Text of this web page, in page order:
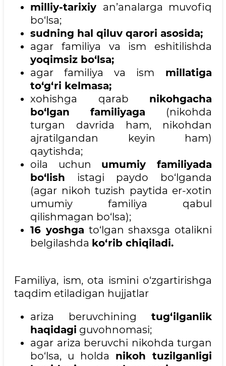
milliy-tarixiy an’analarga muvofiq
bo‘lsa;
sudning hal qiluv qarori asosida;
agar familiya va ism eshitilishda
yoqimsiz bo‘lsa;
agar familiya va ism millatiga
to‘g‘ri kelmasa;
xohishga qarab nikohgacha
bo‘lgan familiyaga (nikohda
turgan davrida ham, nikohdan
ajratilgandan keyin ham)
qaytishda;
oila uchun umumiy familiyada
bo‘lish istagi paydo bo‘lganda
(agar nikoh tuzish paytida er-xotin
umumiy familiya qabul
qilishmagan bo‘lsa);
16 yoshga to‘lgan shaxsga otalikni
belgilashda ko‘rib chiqiladi.
Familiya, ism, ota ismini o‘zgartirishga
taqdim etiladigan hujjatlar
ariza beruvchining tug‘ilganlik
haqidagi guvohnomasi;
agar ariza beruvchi nikohda turgan
bo‘lsa, u holda nikoh tuzilganligi